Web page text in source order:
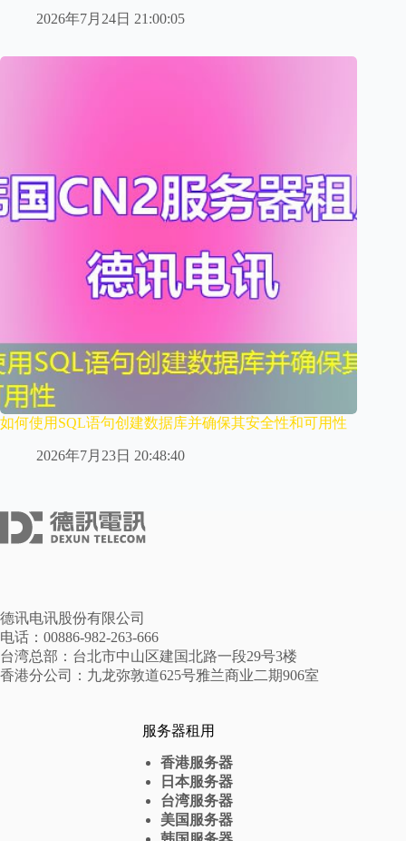
2026年7月24日 21:00:05
如何使用SQL语句创建数据库并确保其安全性和可用性
2026年7月23日 20:48:40
德讯电讯股份有限公司
电话：00886-982-263-666
台湾总部：台北市中山区建国北路一段29号3楼
香港分公司：九龙弥敦道625号雅兰商业二期906室
服务器租用
香港服务器
日本服务器
台湾服务器
美国服务器